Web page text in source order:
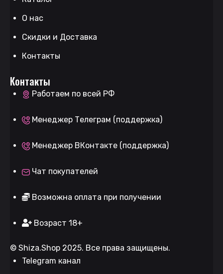
О нас
Скидки и Доставка
Контакты
Контакты
Работаем по всей РФ
Менеджер Телеграм (поддержка)
Менеджер ВКонтакте (поддержка)
Чат покупателей
Возможна оплата при получении
Возраст 18+
© Shiza.Shop 2025. Все права защищены.
Telegram канал